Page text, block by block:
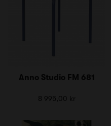
Anno Studio FM 681
8 995,00 kr